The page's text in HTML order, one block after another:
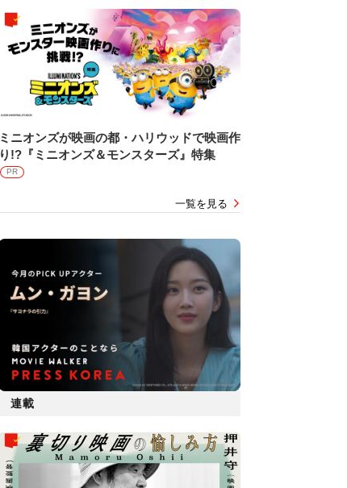
ミニオンズが映画の都・ハリウッドで映画作
り!?『ミニオンズ＆モンスターズ』特集
PR
一覧を見る
連載